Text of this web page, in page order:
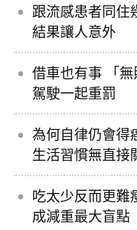
跟流感患者同住
結果讓人意外
借車也有事 「
駕駛一起重罰
為何自律仍會得
生活習慣無直接
吃太少反而更難
成減重最大盲點